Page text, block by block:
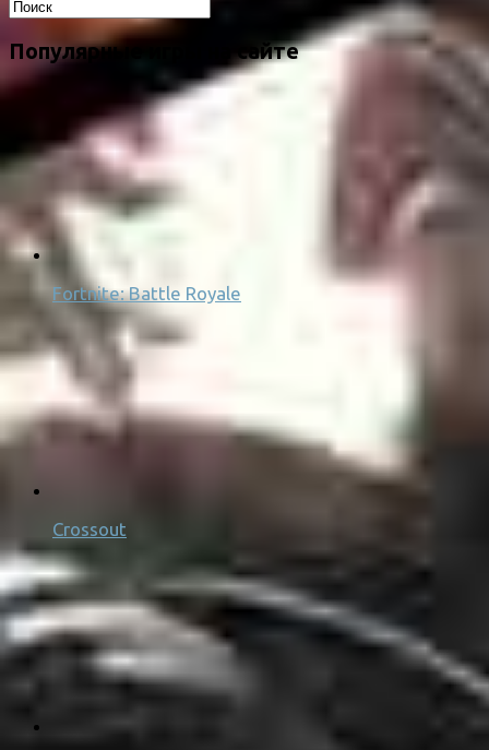
Популярные игры на сайте
Fortnite: Battle Royale
Crossout